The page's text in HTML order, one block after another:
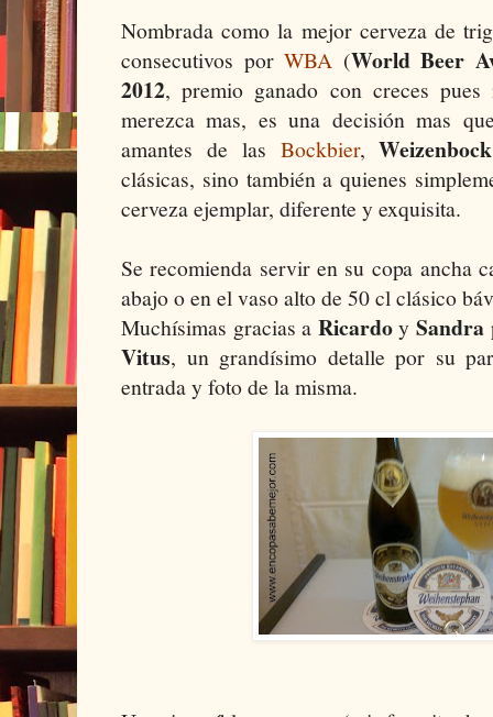
Nombrada como la mejor cerveza de
consecutivos porWBA (World Beer
2012, premio ganado con creces
merezca mas, es una decisión mas
amantes de las Bockbier,Weizenbock
clásicas, sino también a quienes
cerveza ejemplar, diferente y exquisita.
Se recomienda servir en su copa ancha
abajo o en el vaso alto de 50 cl clásico
Muchísimas gracias a RicardoySandra
Vitus, un grandísimo detalle por su
entrada y foto de la misma.